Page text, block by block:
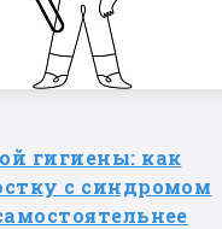
гигиены: как
с синдромом